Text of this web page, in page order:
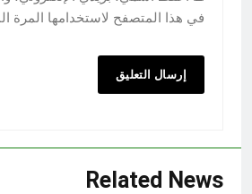
في هذا المتصفح لاستخدامها المرة
Related News